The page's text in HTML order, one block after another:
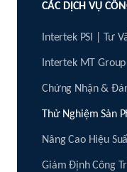
CÁC DỊCH VỤ
Intertek PSI | Tư
Intertek MT Group
Chứng Nhận &
Thử Nghiệm Sản
Nâng Cao Hiệu
Giám Định Công